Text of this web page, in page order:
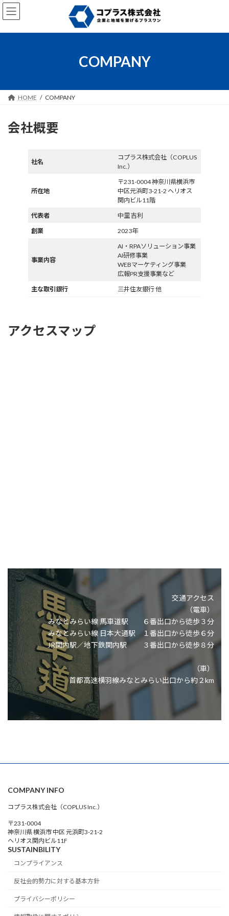
コ
ン
ン
ナ
ビ
ー
COMPANY
HOME COMPANY
会社概要
社名
コプラス株式会社（COPLUS
Inc.）
所在地
〒231-0004 神奈川県横浜市
中区元浜町3-21-2 ヘリオス
関内ビル11階
代表者
中里 吉利
創業
2023年
事業内容
AI・RPAソリューション事業
AI研修事業
WEBマーケティング事業
広報PR支援事業など
主な取引銀行
三井住友銀行 他
アクセスマップ
交通アクセス
（電車）
みなとみらい線 馬車道駅 ６番出口から徒歩３分
みなとみらい線 日本大通駅 １番出口から徒歩６分
JR関内駅／地下鉄関内駅 ３番出口から徒歩８分
（車）
首都高速横羽線みなとみらい出口から約２km
COMPANY INFO
コプラス株式会社（COPLUS Inc.）
〒231-0004
神奈川県 横浜市 中区 元浜町3-21-2
ヘリオス関内ビル11F
SUSTAINBILITY
コンプライアンス
反社会的勢力に対する基本方針
プライバシーポリシー